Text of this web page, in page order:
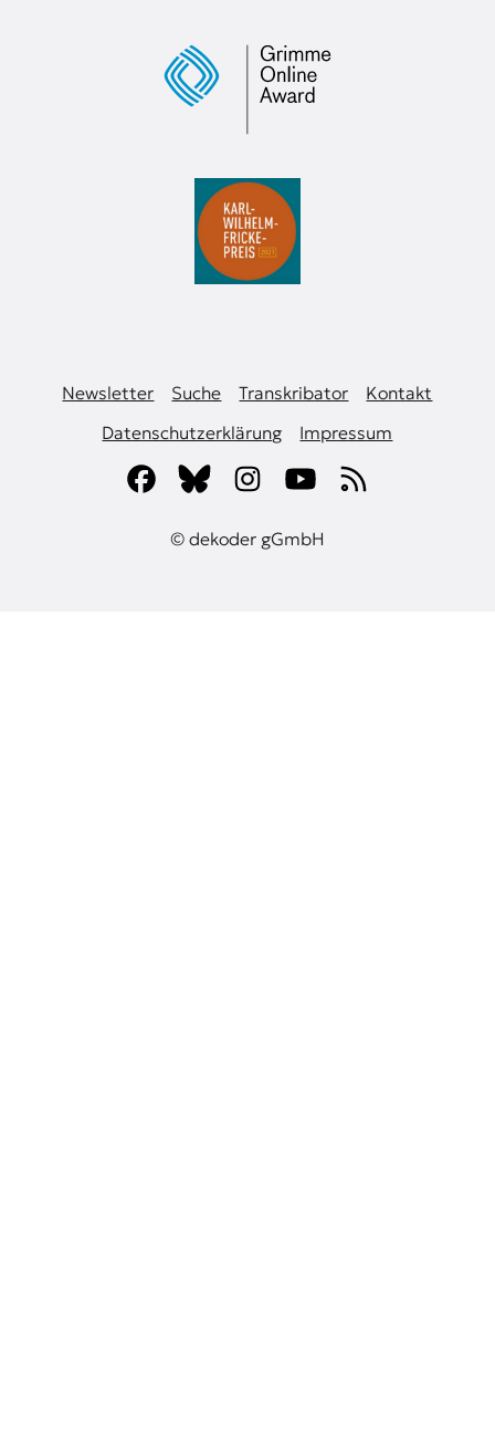
Newsletter Suche Transkribator
Kontakt
Datenschutzerklärung
Impressum
© dekoder gGmbH